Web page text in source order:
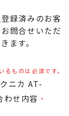
録済みのお客
問合せいただ
ます。
るものは必須です。
ニカ AT-
わせ内容